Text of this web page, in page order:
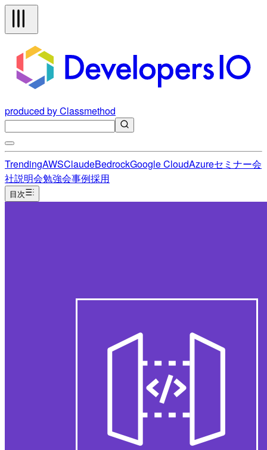
produced by Classmethod
TrendingAWSClaudeBedrockGoogle CloudAzureセミナー会
社説明会勉強会事例採用
目次